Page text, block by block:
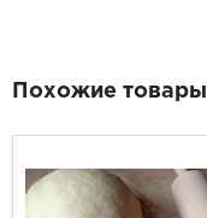
Похожие товары